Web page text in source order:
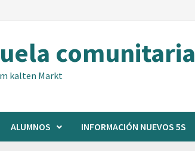
comunitaria
kalten Markt
ALUMNOS INFORMACIÓN NUEVOS 5S